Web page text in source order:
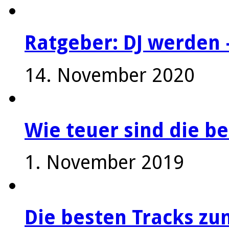
Ratgeber: DJ
14. November 2020
Wie teuer sind die
1. November 2019
Die besten Tracks